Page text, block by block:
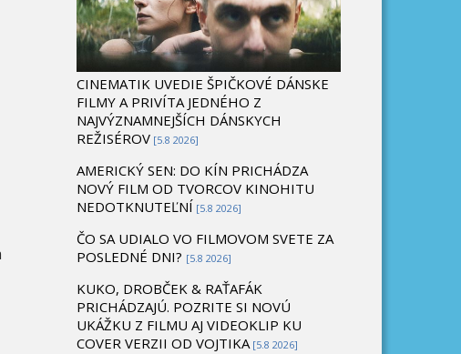
CINEMATIK UVEDIE ŠPIČKOVÉ DÁNSKE
FILMY A PRIVÍTA JEDNÉHO Z
NAJVÝZNAMNEJŠÍCH DÁNSKYCH
REŽISÉROV [5.8 2026]
AMERICKÝ SEN: DO KÍN PRICHÁDZA
NOVÝ FILM OD TVORCOV KINOHITU
NEDOTKNUTEĽNÍ [5.8 2026]
ČO SA UDIALO VO FILMOVOM SVETE ZA
POSLEDNÉ DNI? [5.8 2026]
KUKO, DROBČEK & RAŤAFÁK
PRICHÁDZAJÚ. POZRITE SI NOVÚ
UKÁŽKU Z FILMU AJ VIDEOKLIP KU
COVER VERZII OD VOJTIKA [5.8 2026]